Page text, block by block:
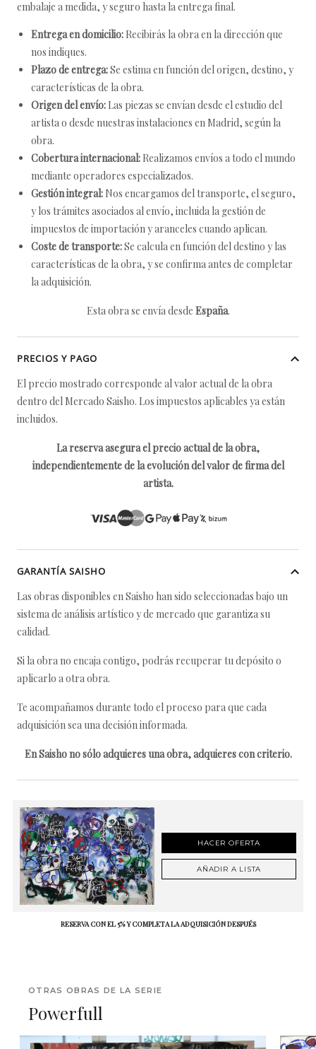
embalaje a medida, y seguro hasta la entrega final.
Entrega en domicilio: Recibirás la obra en la dirección que
nos indiques.
Plazo de entrega:Se estima en función del origen, destino, y
características de la obra.
Origen del envío: Las piezas se envían desde el estudio del
artista o desde nuestras instalaciones en Madrid, según la
obra.
Cobertura internacional: Realizamos envíos a todo el mundo
mediante operadores especializados.
Gestión integral: Nos encargamos del transporte, el seguro,
y los trámites asociados al envío, incluida la gestión de
impuestos de importación y aranceles cuando aplican.
Coste de transporte:Se calcula en función del destino y las
características de la obra, y se confirma antes de completar
la adquisición.
Esta obra se envía desde España.
PRECIOS Y PAGO
El precio mostrado corresponde al valor actual de la obra
dentro del Mercado Saisho. Los impuestos aplicables ya están
incluidos.
La reserva asegura el precio actual de la obra,
independientemente de la evolución del valor de firma del
artista.
GARANTÍA SAISHO
Las obras disponibles en Saisho han sido seleccionadas bajo un
sistema de análisis artístico y de mercado que garantiza su
calidad.
Si la obra no encaja contigo, podrás recuperar tu depósito o
aplicarlo a otra obra.
Te acompañamos durante todo el proceso para que cada
adquisición sea una decisión informada.
En Saisho no sólo adquieres una obra, adquieres con criterio.
HACER OFERTA
AÑADIR A LISTA
RESERVA CON EL 5% Y COMPLETA LA ADQUISICIÓN DESPUÉS
OTRAS OBRAS DE LA SERIE
Powerfull